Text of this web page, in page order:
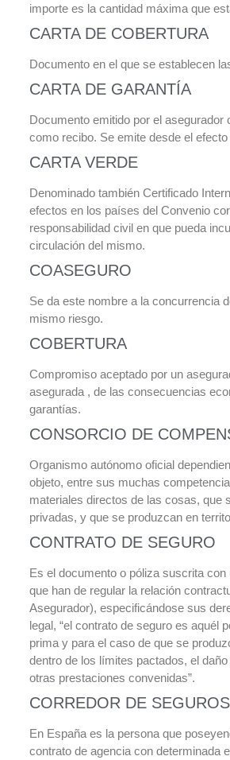
importe es la cantidad máxima que
CARTA DE COBERTURA
Documento en el que se establecen
CARTA DE GARANTÍA
Documento emitido por el
como recibo. Se emite desde el
CARTA VERDE
Denominado también Certificado
efectos en los países del Convenio
responsabilidad civil en que pueda
circulación del mismo.
COASEGURO
Se da este nombre a la concurrencia
mismo riesgo.
COBERTURA
Compromiso aceptado por un
asegurada , de las consecuencias
garantías.
CONSORCIO DE
Organismo autónomo oficial
objeto, entre sus muchas
materiales directos de las cosas, que
privadas, y que se produzcan en
CONTRATO DE SEGURO
Es el documento o póliza suscrita
que han de regular la relación
Asegurador), especificándose sus
legal, “el contrato de seguro es aquél
prima y para el caso de que se
dentro de los límites pactados, el
otras prestaciones convenidas”.
CORREDOR DE SEGUROS
En España es la persona que
contrato de agencia con determinada